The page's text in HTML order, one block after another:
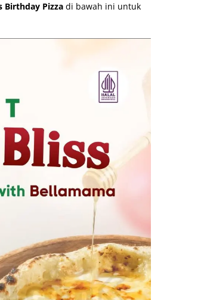
Birthday Pizza di bawah ini untuk